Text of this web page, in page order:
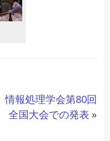
情報処理学会第80回
全国大会での発表 »